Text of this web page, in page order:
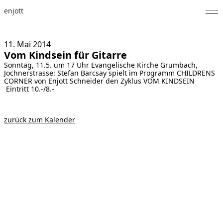
enjott
Selected Works
Werkverzeichnis
Fotos
11. Mai 2014
Vom Kindsein für Gitarre
Sonntag, 11.5. um 17 Uhr Evangelische Kirche Grumbach,
Jochnerstrasse: Stefan Barcsay spielt im Programm CHILDRENS
CORNER von Enjott Schneider den Zyklus VOM KINDSEIN
Eintritt 10.-/8.-
zurück zum Kalender